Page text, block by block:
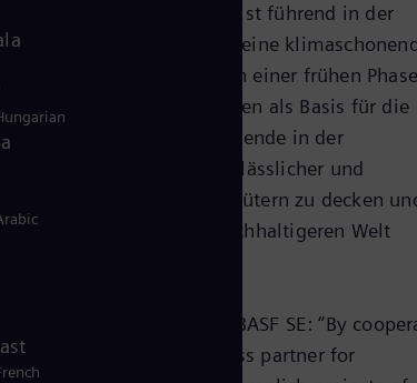
Energy AG: „BASF ist führend in der
es um Innovationen für eine
befinden sich noch in einer frühen
aus den Pilotprojekten als Basis für die
und so die Energiewende in der
Ziel ist es, als verlässlicher und
wachsenden Bedarf an Gütern zu decken
dem Weg zu einer nachhaltigeren Welt
Executive Directors of BASF SE: “By
expertise of a first-class partner for